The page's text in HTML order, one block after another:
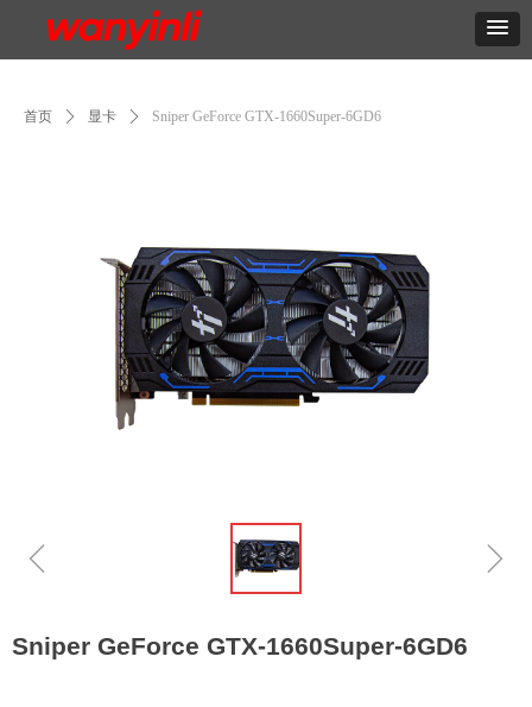
首页 ꄲ 显卡 ꄲ Sniper GeForce GTX-1660Super-6GD6
ꁆ ꁇ
Sniper GeForce GTX-1660Super-6GD6